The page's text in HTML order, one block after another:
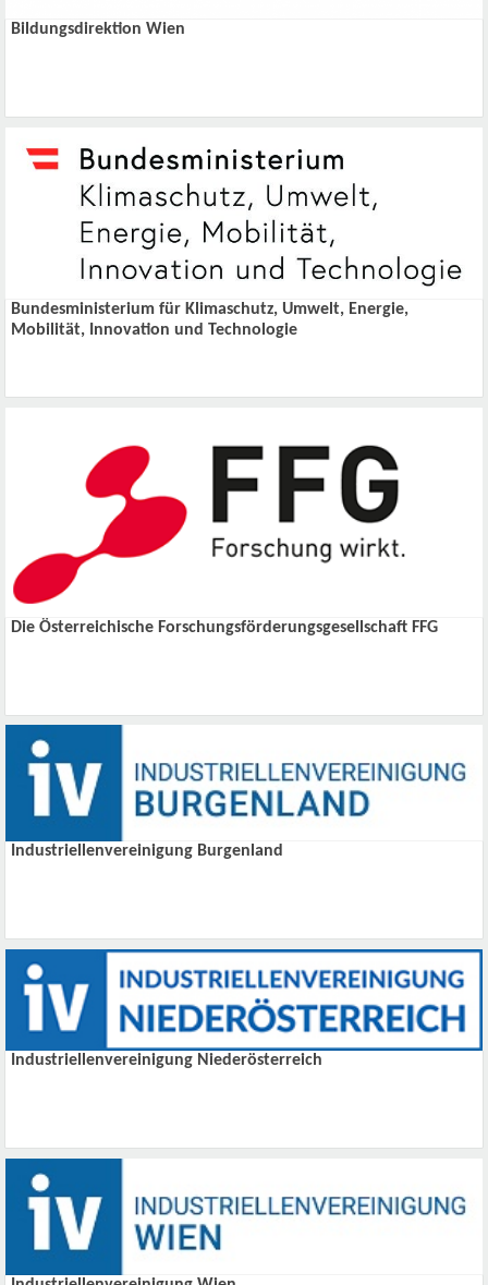
Bildungsdirektion Wien
Bundesministerium für Klimaschutz, Umwelt, Energie,
Mobilität, Innovation und Technologie
Die Österreichische Forschungsförderungsgesellschaft FFG
Industriellenvereinigung Burgenland
Industriellenvereinigung Niederösterreich